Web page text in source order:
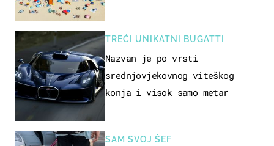
TREĆI UNIKATNI BUGATTI
Nazvan je po vrsti
srednjovjekovnog viteškog
konja i visok samo metar
SAM SVOJ ŠEF